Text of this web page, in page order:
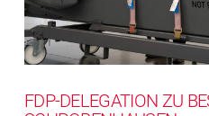
FDP-DELEGATION ZU